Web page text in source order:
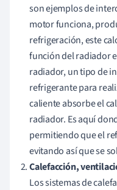
son ejemplos de
motor funciona,
refrigeración, este
función del radiador
radiador, un tipo de
refrigerante para
caliente absorbe el
radiador. Es aquí
permitiendo que el
evitando así que se
Calefacción,
Los sistemas de